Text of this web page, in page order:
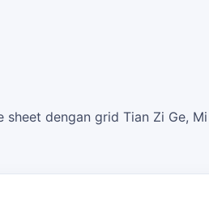
dengan grid Tian Zi Ge,